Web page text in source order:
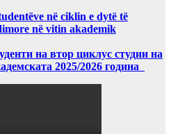
në ciklin e dytë të
në vitin akademik
на втор циклус студии на
2025/2026 година